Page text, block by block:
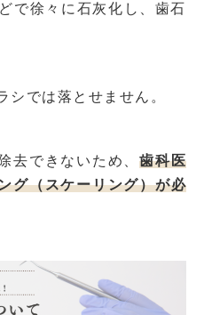
で徐々に石灰化し、歯石
シでは落とせません。
去できないため、 歯科医
グ（スケーリング）が必